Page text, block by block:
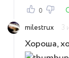
0
milestrux
3
Хороша,